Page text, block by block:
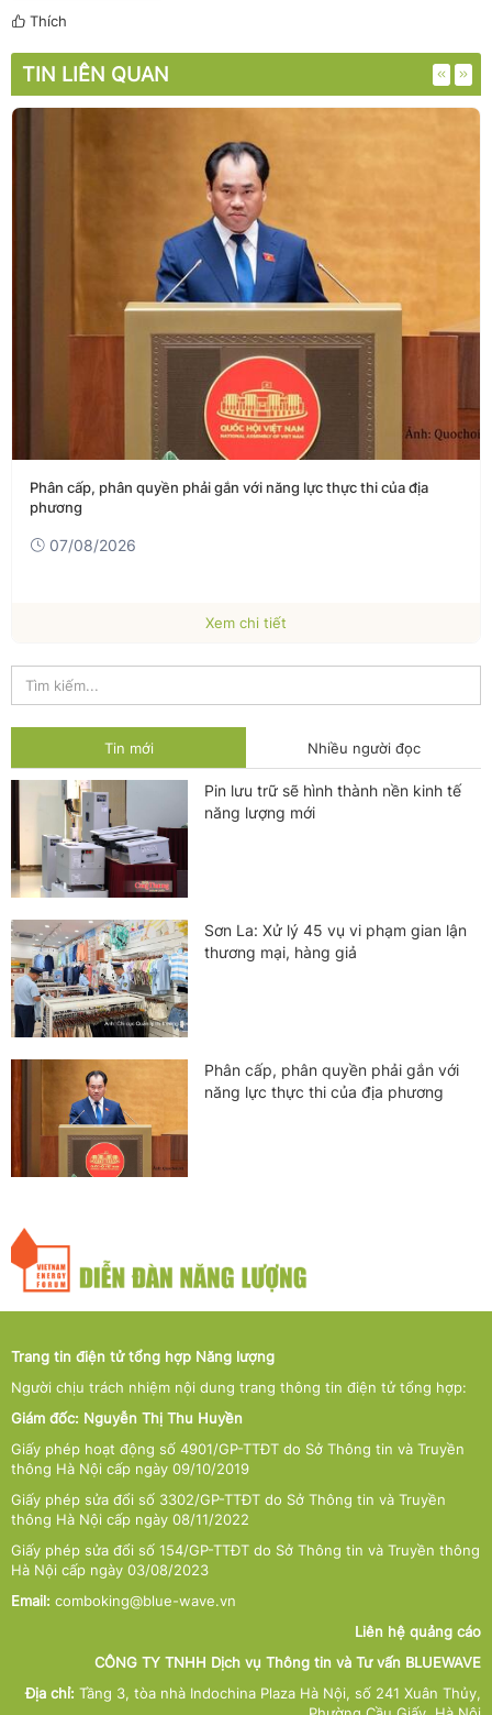
Thích
TIN LIÊN QUAN
Phân cấp, phân quyền phải gắn với năng lực thực thi của địa
phương
07/08/2026
Xem chi tiết
Tin mới Nhiều người đọc
Pin lưu trữ sẽ hình thành nền kinh tế
năng lượng mới
Sơn La: Xử lý 45 vụ vi phạm gian lận
thương mại, hàng giả
Phân cấp, phân quyền phải gắn với
năng lực thực thi của địa phương
Trang tin điện tử tổng hợp Năng lượng
Người chịu trách nhiệm nội dung trang thông tin điện tử tổng hợp:
Giám đốc: Nguyễn Thị Thu Huyền
Giấy phép hoạt động số 4901/GP-TTĐT do Sở Thông tin và Truyền
thông Hà Nội cấp ngày 09/10/2019
Giấy phép sửa đổi số 3302/GP-TTĐT do Sở Thông tin và Truyền
thông Hà Nội cấp ngày 08/11/2022
Giấy phép sửa đổi số 154/GP-TTĐT do Sở Thông tin và Truyền thông
Hà Nội cấp ngày 03/08/2023
Email: comboking@blue-wave.vn
Liên hệ quảng cáo
CÔNG TY TNHH Dịch vụ Thông tin và Tư vấn BLUEWAVE
Địa chỉ: Tầng 3, tòa nhà Indochina Plaza Hà Nội, số 241 Xuân Thủy,